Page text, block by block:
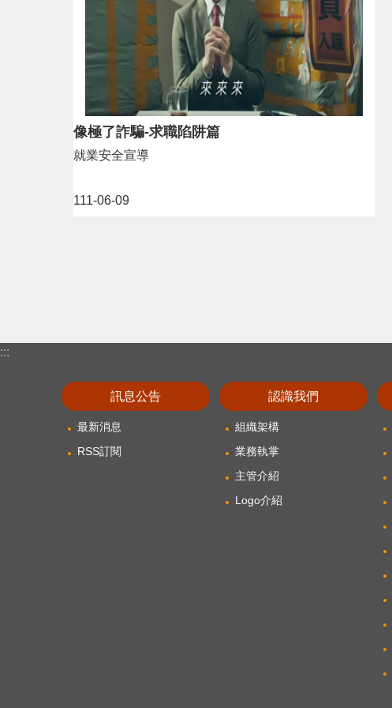
像極了詐騙-求職陷阱篇
111-06-09
就業安全宣導
:::
訊息公告
最新消息
RSS訂閱
認識我們
組織架構
業務執掌
主管介紹
Logo介紹